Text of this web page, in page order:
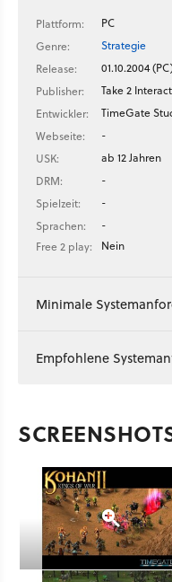
Plattform:
PC
Genre:
Strategie
Release:
01.10.2004
Publisher:
Take 2
Entwickler:
TimeGate
Webseite:
-
USK:
ab 12 Jahren
DRM:
-
Spielzeit:
-
Sprachen:
-
Free 2 play:
Nein
Minimale
Empfohlene